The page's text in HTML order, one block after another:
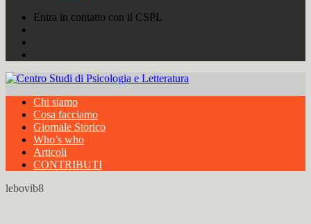
Entra in contatto con il CSPL
Chi siamo
Cosa facciamo
Giornale Storico
Who’s who
Articoli
CONTRIBUTI
lebovib8